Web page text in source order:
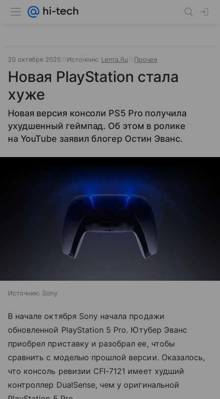
20 октября 2025 Источник: Lenta.Ru Прочее
Новая PlayStation стала
хуже
Новая версия консоли PS5 Pro получила
ухудшенный геймпад. Об этом в ролике
на YouTube заявил блогер Остин Эванс.
Источник: Sony
В начале октября Sony начала продажи
обновленной PlayStation 5 Pro. Ютубер Эванс
приобрел приставку и разобрал ее, чтобы
сравнить с моделью прошлой версии. Оказалось,
что консоль ревизии CFI-7121 имеет худший
контроллер DualSense, чем у оригинальной